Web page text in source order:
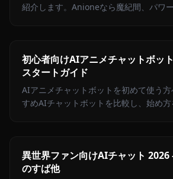
紹介します。Anioneなら魔紀間、パワ
初心者向けAIアニメチャットボッ
スタートガイド
AIアニメチャットボットを初めて使う
すめAIチャットボットを比較し、始め方
異世界ファン向けAIチャット
のすば他